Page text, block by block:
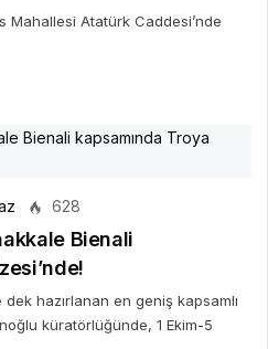
Mahallesi Atatürk Caddesi’nde
628
Bienali
hazırlanan en geniş kapsamlı
küratörlüğünde, 1 Ekim-5